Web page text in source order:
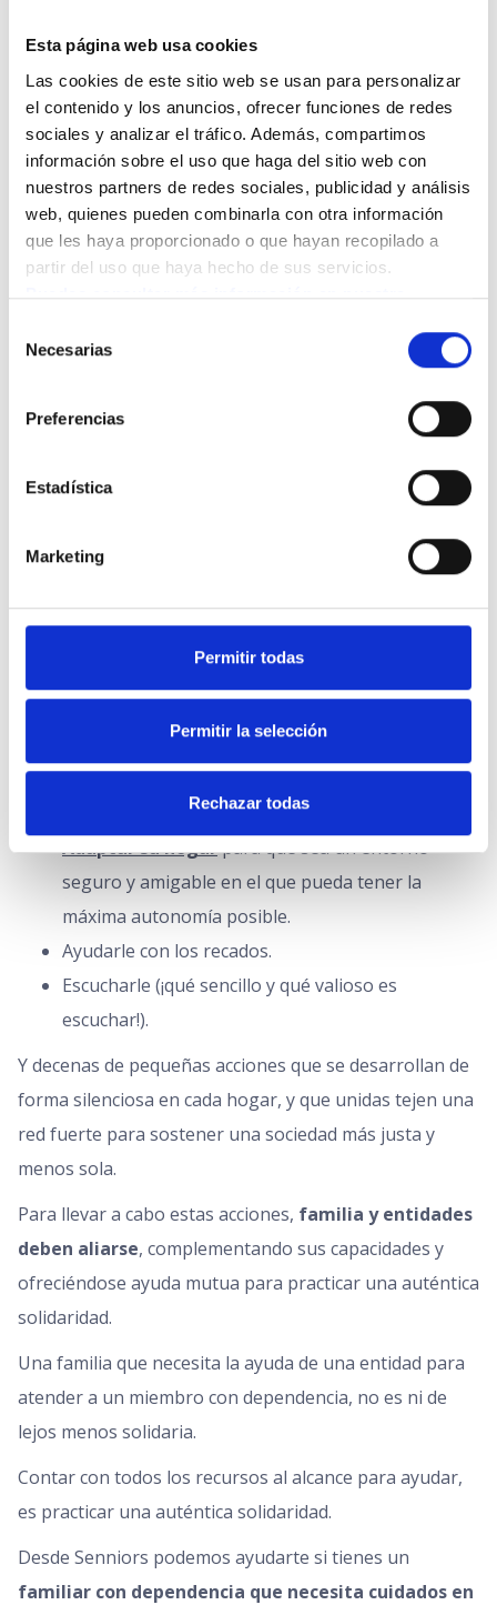
Esta página web usa cookies
Las cookies de este sitio web se usan para personalizar
el contenido y los anuncios, ofrecer funciones de redes
sociales y analizar el tráfico. Además, compartimos
información sobre el uso que haga del sitio web con
nuestros partners de redes sociales, publicidad y análisis
web, quienes pueden combinarla con otra información
que les haya proporcionado o que hayan recopilado a
partir del uso que haya hecho de sus servicios.
Puedes consultar más información en nuestra
Necesarias
Preferencias
Estadística
Marketing
Permitir todas
Permitir la selección
Rechazar todas
primerizos del barrio: las oportunidades están más
cerca de lo que imaginamos.
Cómo la familia y las
entidades sociales se
pueden aliar para
un mundo de
solidaridad
recogida de alimentos para personas en precariedad
muy necesarias, pero no son las únicas que podemos
Crear solidaridad está en nuestras manoscon actos
Hacer compañía a un familiar o un vecino mayor o
con dependencia.
Prepararle la comida.
Pasar una tarde con él o ella jugando a las cartas.
Adaptar su hogarpara que sea un entorno
seguro y amigable en el que pueda tener la
máxima autonomía posible.
Ayudarle con los recados.
Escucharle (¡qué sencillo y qué valioso es
escuchar!).
Y decenas de pequeñas acciones que se desarrollan de
forma silenciosa en cada hogar, y que unidas tejen una
red fuerte para sostener una sociedad más justa y
menos sola.
Para llevar a cabo estas acciones, familia y entidades
deben aliarse, complementando sus capacidades y
ofreciéndose ayuda mutua para practicar una auténtica
solidaridad.
Una familia que necesita la ayuda de una entidad para
atender a un miembro con dependencia, no es ni de
lejos menos solidaria.
Contar con todos los recursos al alcance para ayudar,
es practicar una auténtica solidaridad.
Desde Senniors podemos ayudarte si tienes un
familiar con dependencia que necesita cuidados en